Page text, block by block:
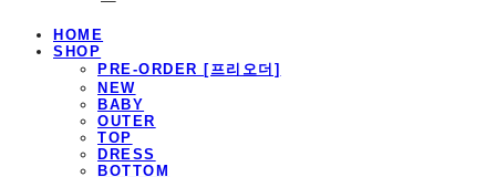
HOME
SHOP
PRE-ORDER [프리오더]
NEW
BABY
OUTER
TOP
DRESS
BOTTOM